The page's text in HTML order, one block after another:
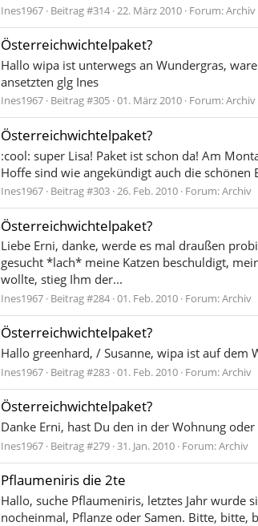
Ines1967 Beitrag #314 22. März 2010 Forum:Archiv
Österreichwichtelpaket?
Hallo wipa ist unterwegs an Wundergras,
ansetzten glg Ines
Ines1967 Beitrag #305 01. März 2010 Forum:Archiv
Österreichwichtelpaket?
:cool: super Lisa! Paket ist schon da! Am
Hoffe sind wie angekündigt auch die
Ines1967 Beitrag #303 26. Feb. 2010 Forum:Archiv
Österreichwichtelpaket?
Liebe Erni, danke, werde es mal draußen
gesucht *lach* meine Katzen beschuldigt,
wollte, stieg Ihm der...
Ines1967 Beitrag #284 01. Feb. 2010 Forum:Archiv
Österreichwichtelpaket?
Hallo greenhard, / Susanne, wipa ist auf dem
Ines1967 Beitrag #283 01. Feb. 2010 Forum:Archiv
Österreichwichtelpaket?
Danke Erni, hast Du den in der Wohnung
Ines1967 Beitrag #279 31. Jan. 2010 Forum:Archiv
Pflaumeniris die 2te
Hallo, suche Pflaumeniris, letztes Jahr wurde
nocheinmal, Pflanze oder Samen. Bitte, bitte,